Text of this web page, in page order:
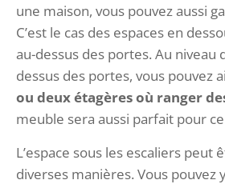
une maison, vous pouvez aussi
C’est le cas des espaces en
au-dessus des portes. Au niveau
dessus des portes, vous pouvez
ou deux étagères où ranger
meuble sera aussi parfait pour
L’espace sous les escaliers peut
diverses manières. Vous pouvez